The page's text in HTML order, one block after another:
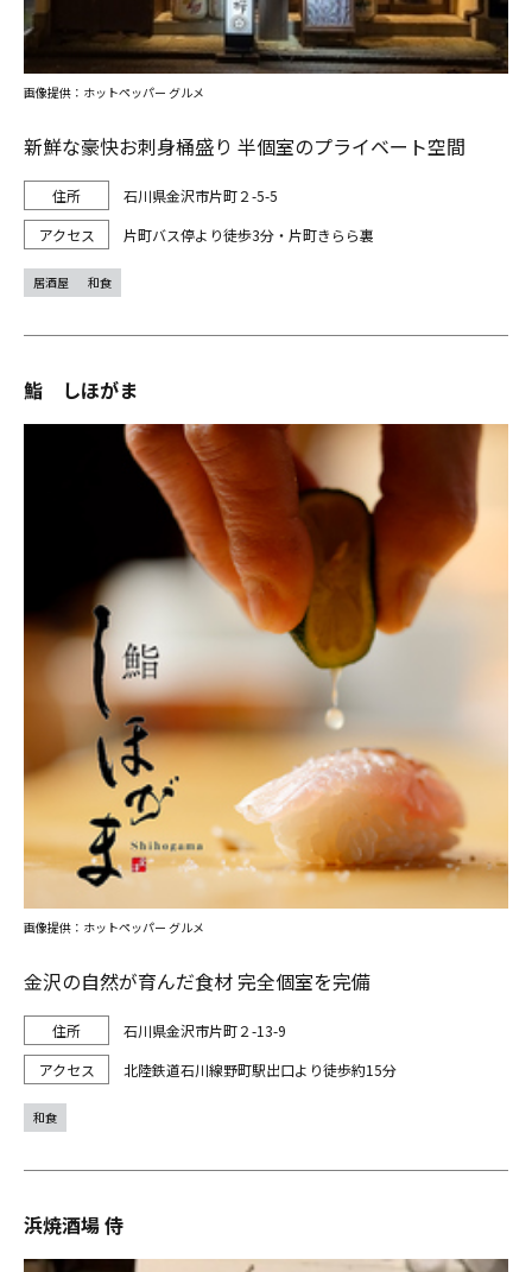
新鮮な豪快お刺身桶盛り 半個室のプライベート空間
石川県金沢市片町２-5-5
片町バス停より徒歩3分・片町きらら裏
画像提供：ホットペッパー グルメ
居酒屋 和食
鮨 しほがま
金沢の自然が育んだ食材 完全個室を完備
石川県金沢市片町２-13-9
北陸鉄道石川線野町駅出口より徒歩約15分
画像提供：ホットペッパー グルメ
和食
浜焼酒場 侍